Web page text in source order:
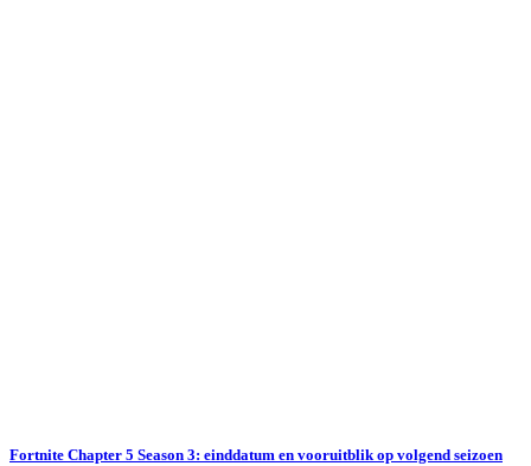
Fortnite Chapter 5 Season 3: einddatum en vooruitblik op volgend seizoen